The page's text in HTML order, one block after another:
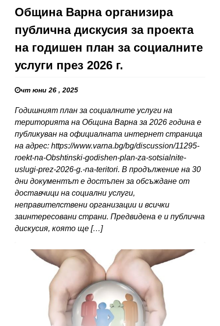
Община Варна организира
публична дискусия за проекта
на годишен план за социалните
услуги през 2026 г.
чт юни 26 , 2025
Годишният план за социалните услуги на
територията на Община Варна за 2026 година е
публикуван на официалната интернет страница
на адрес: https://www.varna.bg/bg/discussion/11295-
roekt-na-Obshtinski-godishen-plan-za-sotsialnite-
uslugi-prez-2026-g.-na-teritori. В продължение на 30
дни документът е достъпен за обсъждане от
доставчици на социални услуги,
неправителствени организации и всички
заинтересовани страни. Предвидена е и публична
дискусия, която ще […]